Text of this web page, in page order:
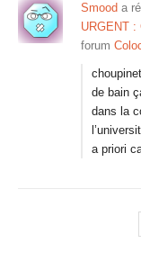
Smood a
URGENT :
forum
de bain
dans la
a priori